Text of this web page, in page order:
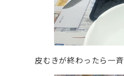
皮むきが終わったら一